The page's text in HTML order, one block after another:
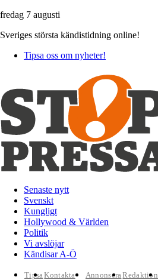
fredag 7 augusti
Sveriges största kändistidning online!
Tipsa oss om nyheter!
Senaste nytt
Svenskt
Kungligt
Hollywood & Världen
Politik
Vi avslöjar
Kändisar A-Ö
TipsaKontakta
AnnonseraRedaktion